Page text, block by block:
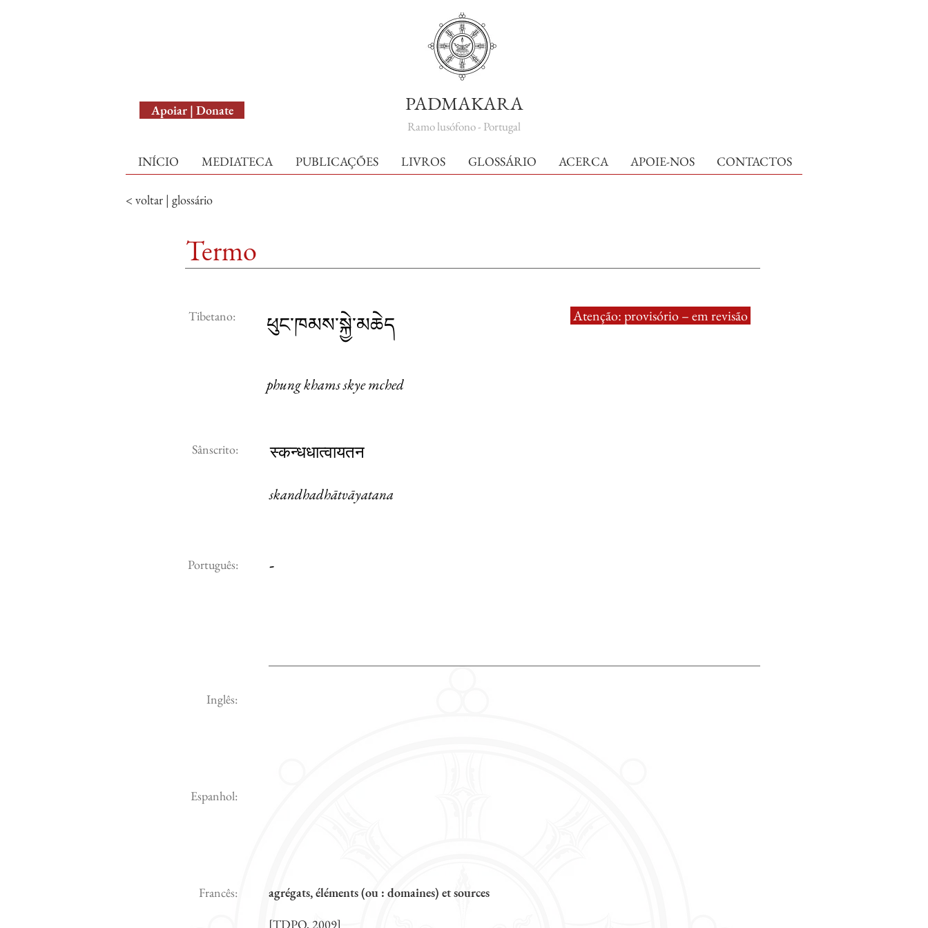
Apoiar | Donate PADMAKARA
Ramo lusófono - Portugal
INÍCIO MEDIATECA PUBLICAÇÕES LIVROS GLOSSÁRIO ACERCA APOIE-NOS CONTACTOS
< voltar | glossário
Termo
Tibetano: ཕུང་ཁམས་སྐྱེ་མཆེད
phung khams skye mched
Atenção: provisório – em revisão
Sânscrito: स्कन्धधात्वायतन
skandhadhātvāyatana
Português: -
Inglês:
Espanhol:
Francês:
agrégats, éléments (ou : domaines) et sources
[TDPQ, 2009]